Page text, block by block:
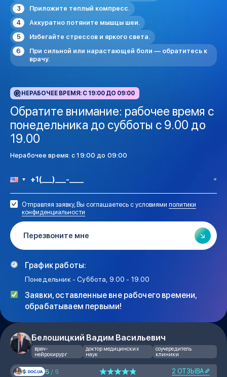
Приложите теплый компресс.
Аккуратно потяните мышцы шеи.
Избегайте стрессов и яркого света.
При сильной или нарастающей боли — обратитесь к
врачу.
НЕРАБОЧЕЕ ВРЕМЯ: C 19:00 ДО 09:00
Обратите внимание: рабочее время с
понедельника до субботы с 9.00 до
19.00
Нерабочее время: c 19:00 до 09:00
Отправляя заявку, Вы соглашаетесь с условиями политики
конфиденциальности
График работы:
Понедельник - Суббота, 9.00 - 19.00
Заявки, оставленные вне рабочего времени,
обрабатываем первыми!
Белошицкий Вадим Васильевич
врач-
нейрохирург
доктор медицинских
наук
соучередитель
клиники
5/ 5 2 ОТЗЫВА